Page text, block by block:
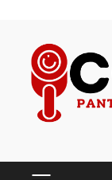
content